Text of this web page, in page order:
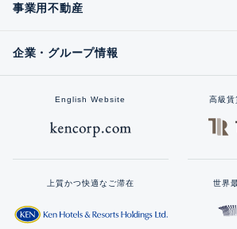
事業用不動産
企業・グループ情報
English Website 高級賃
上質かつ快適なご滞在 世界